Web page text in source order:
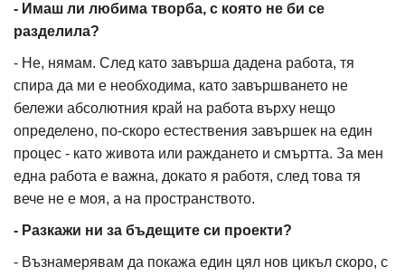
- Имаш ли любима творба, с която не би се
разделила?
- Не, нямам. След като завърша дадена работа, тя
спира да ми е необходима, като завършването не
бележи абсолютния край на работа върху нещо
определено, по-скоро естествения завършек на един
процес - като живота или раждането и смъртта. За мен
една работа е важна, докато я работя, след това тя
вече не е моя, а на пространството.
- Разкажи ни за бъдещите си проекти?
- Възнамерявам да покажа един цял нов цикъл скоро, с